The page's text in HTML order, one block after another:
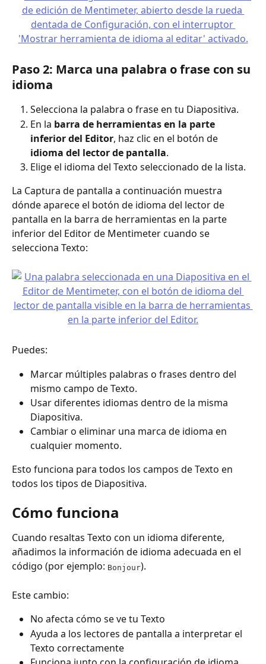
Paso 2: Marca una palabra o frase con su
idioma
Selecciona la palabra o frase en tu Diapositiva.
En la barra de herramientas en la parte
inferior del Editor, haz clic en el botón de
idioma del lector de pantalla.
Elige el idioma del Texto seleccionado de la lista.
La Captura de pantalla a continuación muestra
dónde aparece el botón de idioma del lector de
pantalla en la barra de herramientas en la parte
inferior del Editor de Mentimeter cuando se
selecciona Texto:
Puedes:
Marcar múltiples palabras o frases dentro del
mismo campo de Texto.
Usar diferentes idiomas dentro de la misma
Diapositiva.
Cambiar o eliminar una marca de idioma en
cualquier momento.
Esto funciona para todos los campos de Texto en
todos los tipos de Diapositiva.
Cómo funciona
Cuando resaltas Texto con un idioma diferente,
añadimos la información de idioma adecuada en el
código (por ejemplo: Bonjour).
Este cambio:
No afecta cómo se ve tu Texto
Ayuda a los lectores de pantalla a interpretar el
Texto correctamente